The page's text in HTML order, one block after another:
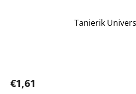
Tanierik
€1,61